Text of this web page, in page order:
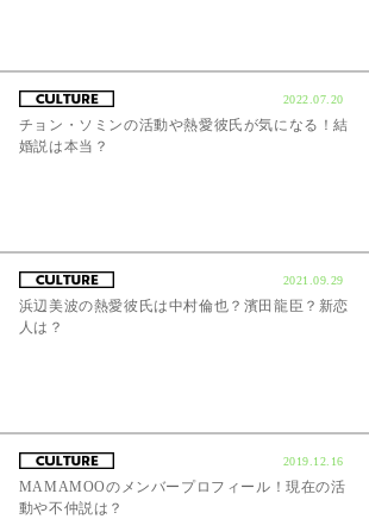
2022.07.20
チョン・ソミンの活動や熱愛彼氏が気になる！結
婚説は本当？
2021.09.29
浜辺美波の熱愛彼氏は中村倫也？濱田龍臣？新恋
人は？
2019.12.16
MAMAMOOのメンバープロフィール！現在の活
動や不仲説は？